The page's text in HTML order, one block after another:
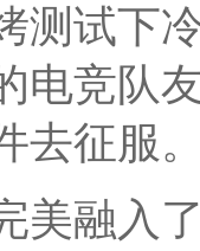
测试下
电竞队
去征服
美融入